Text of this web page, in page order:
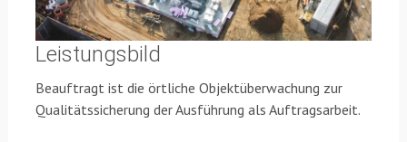
Leistungsbild
Beauftragt ist die örtliche Objektüberwachung zur
Qualitätssicherung der Ausführung als Auftragsarbeit.